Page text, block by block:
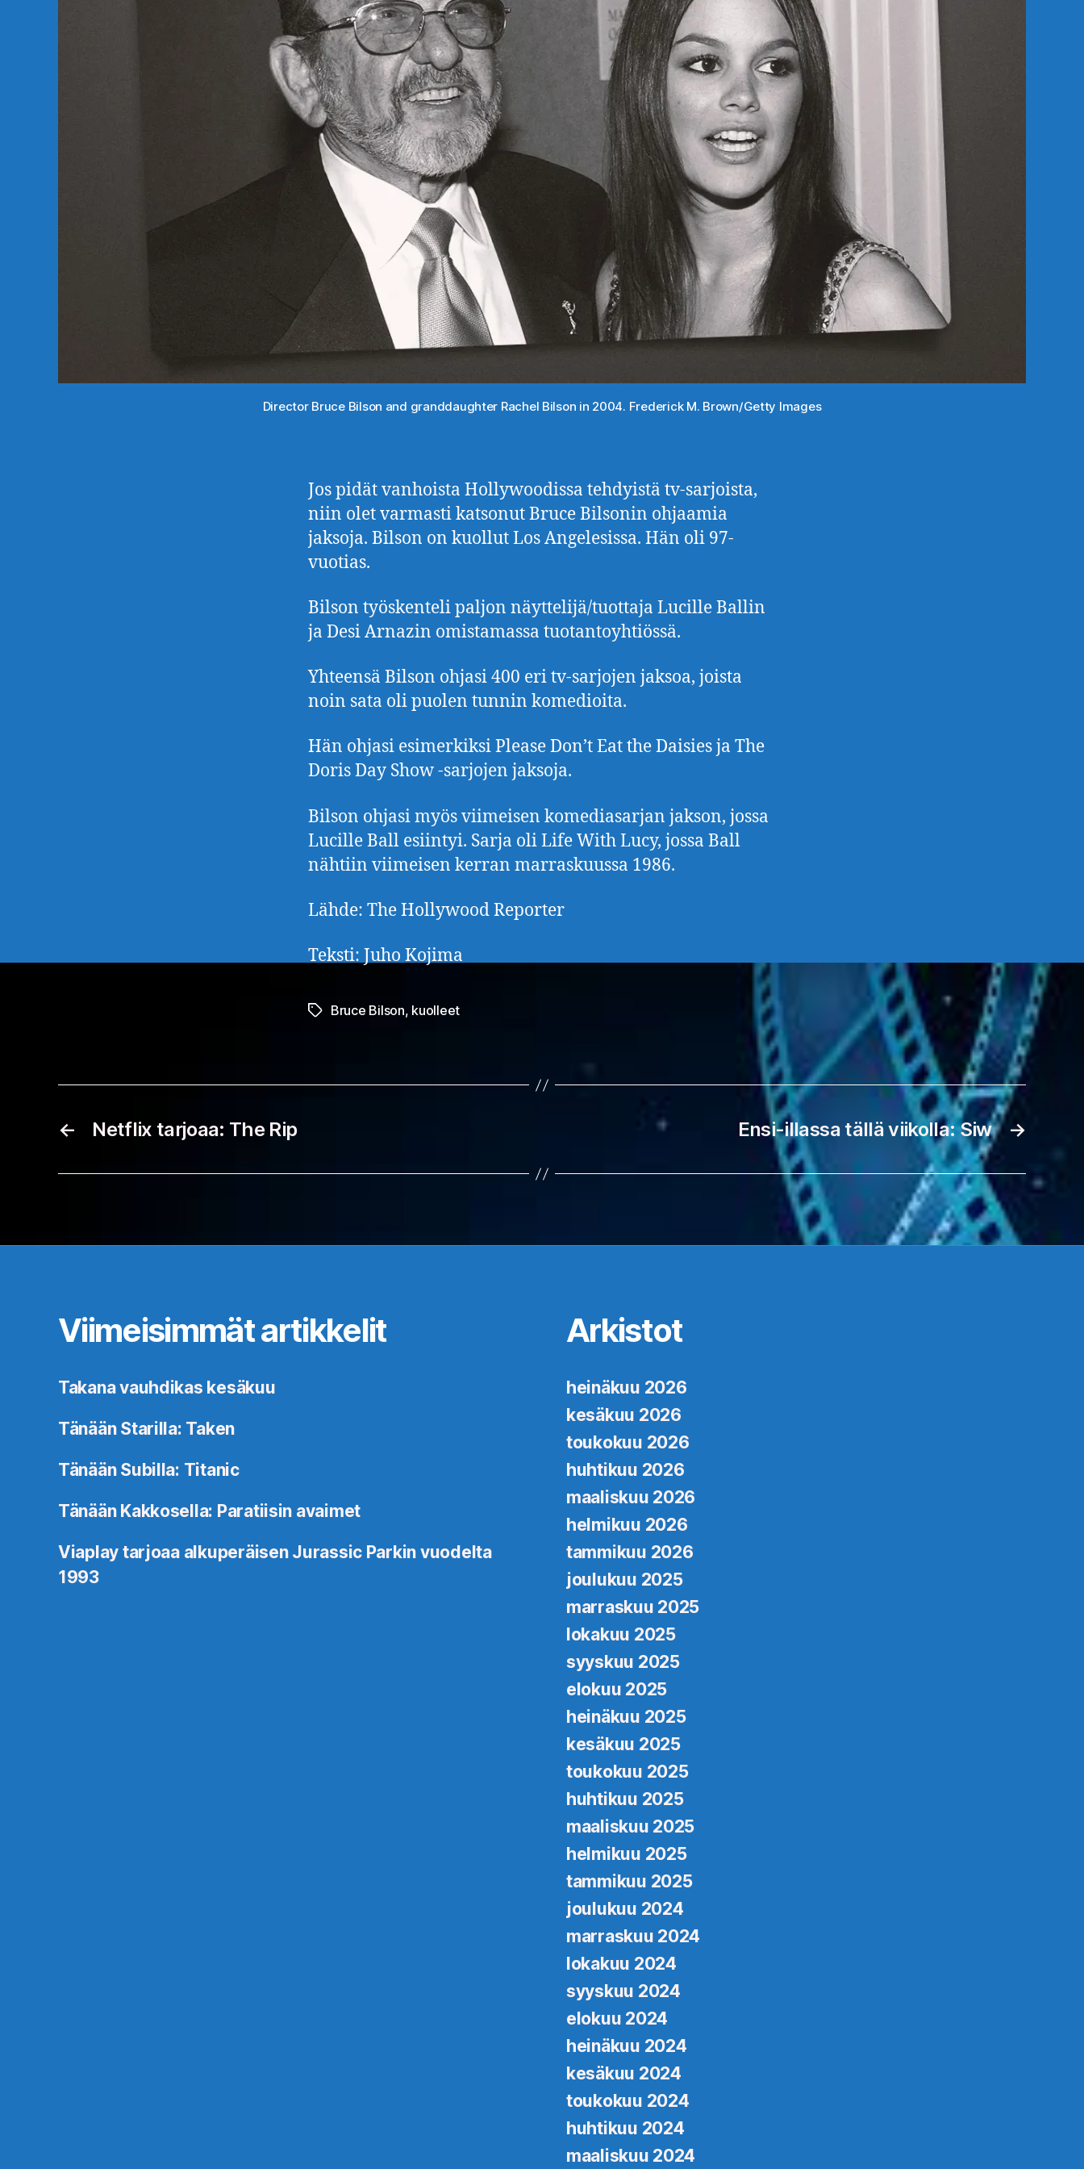
Director Bruce Bilson and granddaughter Rachel Bilson in 2004. Frederick M. Brown/Getty Images
Jos pidät vanhoista Hollywoodissa tehdyistä tv-sarjoista,
niin olet varmasti katsonut Bruce Bilsonin ohjaamia
jaksoja. Bilson on kuollut Los Angelesissa. Hän oli 97-
vuotias.
Bilson työskenteli paljon näyttelijä/tuottaja Lucille Ballin
ja Desi Arnazin omistamassa tuotantoyhtiössä.
Yhteensä Bilson ohjasi 400 eri tv-sarjojen jaksoa, joista
noin sata oli puolen tunnin komedioita.
Hän ohjasi esimerkiksi Please Don’t Eat the Daisies ja The
Doris Day Show -sarjojen jaksoja.
Bilson ohjasi myös viimeisen komediasarjan jakson, jossa
Lucille Ball esiintyi. Sarja oli Life With Lucy, jossa Ball
nähtiin viimeisen kerran marraskuussa 1986.
Lähde: The Hollywood Reporter
Teksti: Juho Kojima
Avainsanat
Bruce Bilson, kuolleet
← Netflix tarjoaa: The Rip →
Ensi-illassa tällä viikolla: Siw
Viimeisimmät artikkelit
Takana vauhdikas kesäkuu
Tänään Starilla: Taken
Tänään Subilla: Titanic
Tänään Kakkosella: Paratiisin avaimet
Viaplay tarjoaa alkuperäisen Jurassic Parkin vuodelta
1993
Arkistot
heinäkuu 2026
kesäkuu 2026
toukokuu 2026
huhtikuu 2026
maaliskuu 2026
helmikuu 2026
tammikuu 2026
joulukuu 2025
marraskuu 2025
lokakuu 2025
syyskuu 2025
elokuu 2025
heinäkuu 2025
kesäkuu 2025
toukokuu 2025
huhtikuu 2025
maaliskuu 2025
helmikuu 2025
tammikuu 2025
joulukuu 2024
marraskuu 2024
lokakuu 2024
syyskuu 2024
elokuu 2024
heinäkuu 2024
kesäkuu 2024
toukokuu 2024
huhtikuu 2024
maaliskuu 2024